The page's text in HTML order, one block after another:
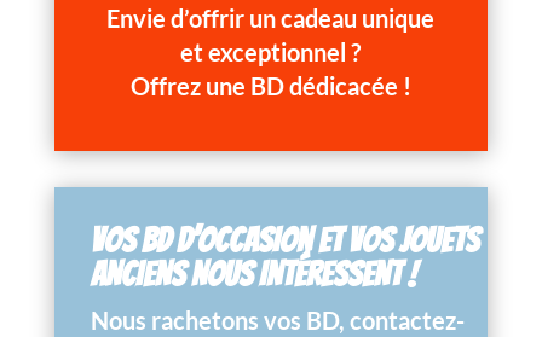
Envie d’offrir un cadeau unique
et exceptionnel ?
Offrez une BD dédicacée !
VOS BD D’OCCASION ET VOS JOUETS
ANCIENS NOUS INTÉRESSENT !
Nous rachetons vos BD, contactez-